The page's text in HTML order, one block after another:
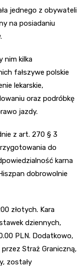
jednego z obywateli
na posiadaniu
nim kilka
fałszywe polskie
lekarskie,
oraz podróbkę
jazdy.
z art. 270 § 3
do
karna
dobrowolnie
złotych. Kara
dziennych,
PLN. Dodatkowo,
Straż Graniczną,
zostały